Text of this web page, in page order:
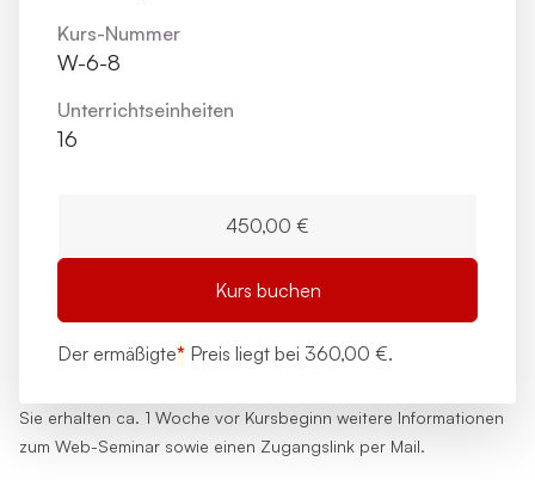
Sie erhalten ca. 1 Woche vor Kursbeginn weitere Informationen
zum Web-Seminar sowie einen Zugangslink per Mail.
Kurs-Nummer
W-6-8
Unterrichts­einheiten
16
450,00 €
Kurs buchen
Der ermäßigte* Preis liegt bei 360,00 €.